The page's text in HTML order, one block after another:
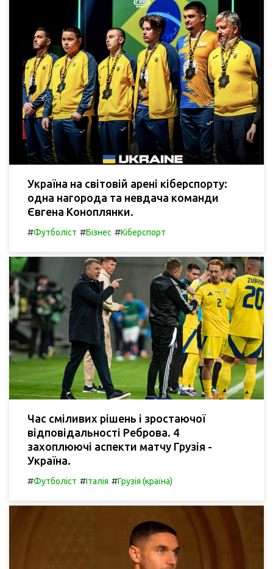
Україна на світовій арені кіберспорту:
одна нагорода та невдача команди
Євгена Коноплянки.
#Футболіст #Бізнес #Кіберспорт
Час сміливих рішень і зростаючої
відповідальності Реброва. 4
захоплюючі аспекти матчу Грузія -
Україна.
#Футболіст #Італія #Грузія (країна)